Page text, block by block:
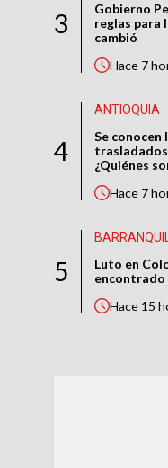
3
Gobierno
reglas para
cambió
Hace 7
4
ANTIOQUIA
Se conocen
¿Quiénes
Hace 7
5
Luto en
encontrado
Hace 15